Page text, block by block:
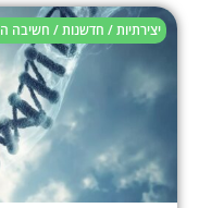
יצירתיות / חדשנות / חשיבה